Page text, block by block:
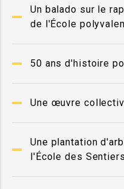
Un balado sur le
de l'École
50 ans d'histoire
Une œuvre
Une plantation
l'École des Sentiers